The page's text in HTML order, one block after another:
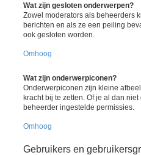
Wat zijn gesloten onderwerpen?
Zowel moderators als beheerders
berichten en als ze een peiling
ook gesloten worden.
Omhoog
Wat zijn onderwerpiconen?
Onderwerpiconen zijn kleine
kracht bij te zetten. Of je al dan
beheerder ingestelde permissies.
Omhoog
Gebruikers en